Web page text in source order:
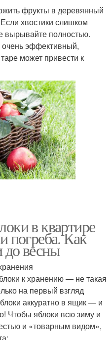
фрукты в деревянный
хвостики слишком
вырывайте полностью.
очень эффективный,
может привести к
в квартире
погреба. Как
до весны
к хранению — не такая
на первый взгляд
аккуратно в ящик — и
Чтобы яблоки всю зиму и
и «товарным видом»,